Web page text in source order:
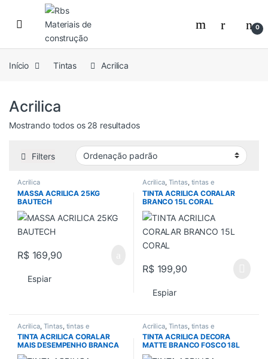
Skip to navigation
Skip to content
0
Início Tintas Acrilica
Acrilica
Mostrando todos os 28 resultados
Filters
Acrilica
MASSA ACRILICA 25KG
BAUTECH
R$169,90
Espiar
Acrilica, Tintas, tintas e
acessorios,Todos
TINTA ACRILICA CORALAR
BRANCO 15L CORAL
R$199,90
Espiar
Acrilica, Tintas, tintas e
acessorios,Todos
TINTA ACRILICA CORALAR
MAIS DESEMPENHO BRANCA
3.6L CORAL
Acrilica, Tintas, tintas e
acessorios,Todos
TINTA ACRILICA DECORA
MATTE BRANCO FOSCO 18L
CORAL